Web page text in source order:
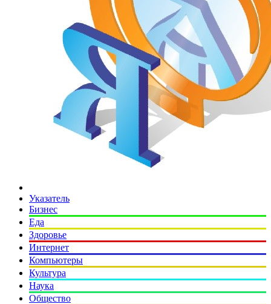
Указатель
Бизнес
Еда
Здоровье
Интернет
Компьютеры
Культура
Наука
Общество